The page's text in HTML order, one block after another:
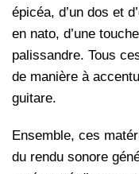
épicéa, d’un dos et
en nato, d’une
palissandre. Tous
de manière à
guitare.
Ensemble, ces
du rendu sonore